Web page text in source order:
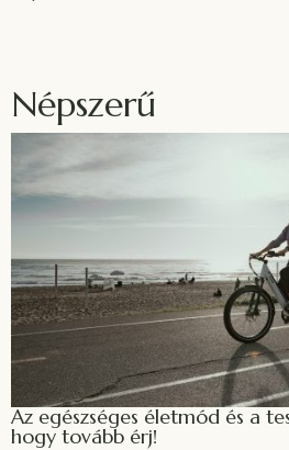
Népszerű
Az egészséges életmód és a
hogy tovább érj!